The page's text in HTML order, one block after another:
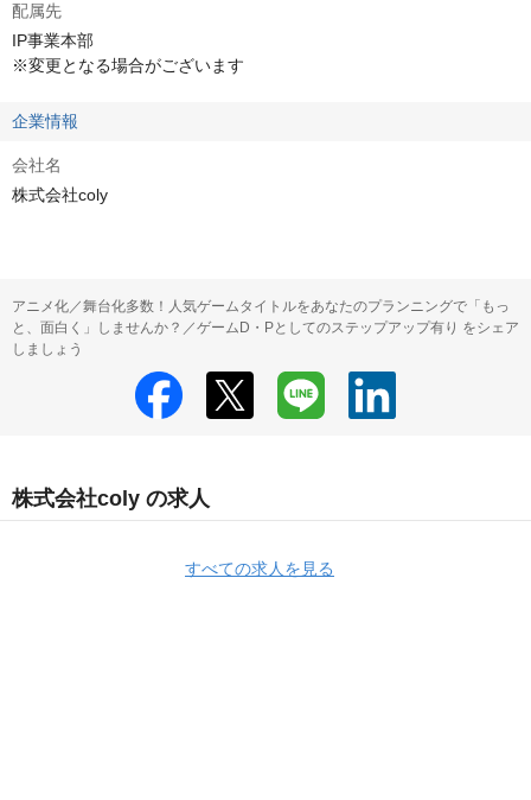
配属先
IP事業本部
※変更となる場合がございます
企業情報
会社名
株式会社coly
アニメ化／舞台化多数！人気ゲームタイトルをあなたのプランニングで「もっ
と、面白く」しませんか？／ゲームD・Pとしてのステップアップ有り をシェア
しましょう
株式会社coly の求人
すべての求人を見る